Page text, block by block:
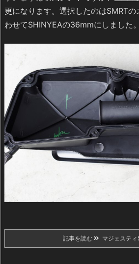
更になります。選択したのはSMRT
わせてSHINYEAの36mmにしました。
記事を読む マジェスティ